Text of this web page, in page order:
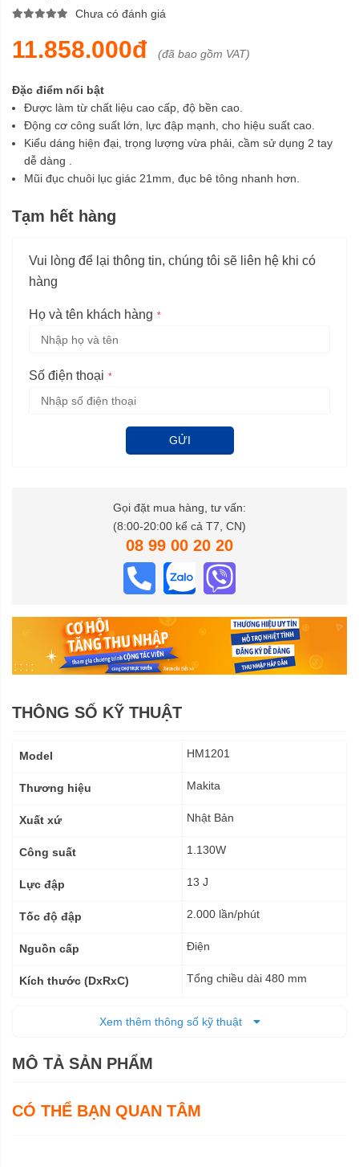
Chưa có đánh giá
11.858.000đ (đã bao gồm VAT)
Đặc điểm nổi bật
Được làm từ chất liệu cao cấp, độ bền cao.
Động cơ công suất lớn, lực đập mạnh, cho hiệu suất cao.
Kiểu dáng hiện đại, trọng lượng vừa phải, cầm sử dụng 2 tay
dễ dàng .
Mũi đục chuôi lục giác 21mm, đục bê tông nhanh hơn.
Tạm hết hàng
Vui lòng để lại thông tin, chúng tôi sẽ liên hệ khi có
hàng
Họ và tên khách hàng
Số điện thoại
GỬI
Gọi đặt mua hàng, tư vấn:
(8:00-20:00 kể cả T7, CN)
08 99 00 20 20
THÔNG SỐ KỸ THUẬT
kỹ
Model HM1201
Thương hiệu Makita
Xuất xứ Nhật Bản
Công suất 1.130W
Lực đập 13 J
Tốc độ đập 2.000 lần/phút
Nguồn cấp Điện
Kích thước (DxRxC) Tổng chiều dài 480 mm
Xem thêm thông số kỹ thuật
MÔ TẢ SẢN PHẨM
CÓ THỂ BẠN QUAN TÂM